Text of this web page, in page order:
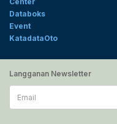
Databoks
Event
KatadataOto
Langganan Newsletter
Email